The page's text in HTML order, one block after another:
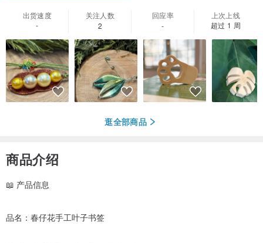
出货速度
-
关注人数
2
回应率
-
上次上线
超过 1 周
逛全部商品
商品介绍
📖 产品信息
品名：春仔花手工叶子书签